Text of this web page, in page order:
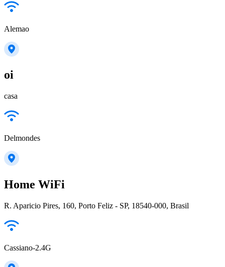
Alemao
oi
casa
Delmondes
Home WiFi
R. Aparicio Pires, 160, Porto Feliz - SP, 18540-000, Brasil
Cassiano-2.4G